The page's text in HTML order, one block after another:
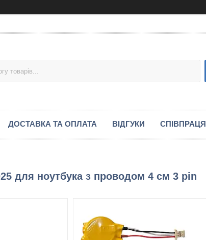
ДОСТАВКА ТА ОПЛАТА ВІДГУКИ СПІВПРАЦЯ
для ноутбука з проводом 4 см 3 pin